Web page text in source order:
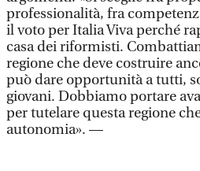
professionalità, fra
il voto per Italia Viva perché
casa dei riformisti.
regione che deve costruire
può dare opportunità a tutti,
giovani. Dobbiamo portare
per tutelare questa regione
autonomia». —